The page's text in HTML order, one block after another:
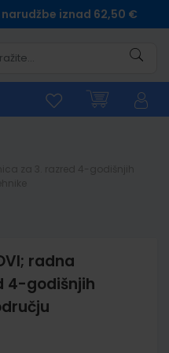
iznad 62,50 €
radna
4-godišnjih